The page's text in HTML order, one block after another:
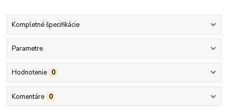
Kompletné špecifikácie
Parametre
Hodnotenie 0
Komentáre 0